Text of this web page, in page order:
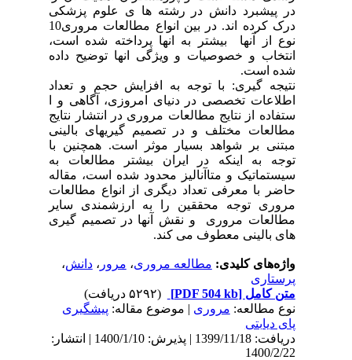
در پیشبرد دانش در رشته ها ی علوم پزشکی
درک کرده اند. در بین انواع مطالعات مروری10
نوع از آنها بیشتر به انها پرداخته شده است،
انتخاب و خصوصیات و ویژگی انها توضیح داده
شده است.
نتیجه گیری: با توجه به افزایش حجم و تعداد
اطلاعات تخصصی در دنیای امروزی، آگاهی و ا
ستفاده از نتایج مطالعات مروری در انتشار نتایج
مطالعات مختلف و در تصمیم گیریهای بالینی
مبتنی بر شواهد بسیار موثر است. همچنین با
توجه به اینکه در ایران بیشتر مطالعات به
سیستماتیک و متاآنالیز محدود شده است، مقاله
حاضر با معرفی تعداد دیگری از انواع مطالعات
مروری توجه محققین را به ارزشمندی سایر
مطالعات مروری و نقش آنها در تصمیم گیری
های بالینی معطوف می کند.
واژه‌های کلیدی:مطالعه مروری،مرور، دانش،
پرستاری
متن کامل[PDF 504 kb]
نوع مطالعه:مروری| موضوع مقاله:پیشگیری
پای دیابتی
دریافت: 1399/11/18 | پذیرش: 1400/1/10 | انتشار:
1400/2/22